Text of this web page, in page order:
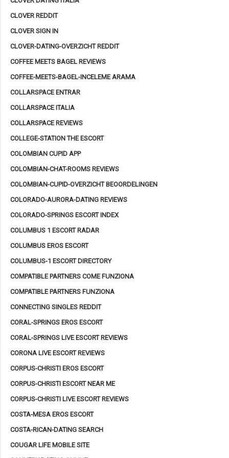
CLOVER REDDIT
CLOVER SIGN IN
CLOVER-DATING-OVERZICHT REDDIT
COFFEE MEETS BAGEL REVIEWS
COFFEE-MEETS-BAGEL-INCELEME ARAMA
COLLARSPACE ENTRAR
COLLARSPACE ITALIA
COLLARSPACE REVIEWS
COLLEGE-STATION THE ESCORT
COLOMBIAN CUPID APP
COLOMBIAN-CHAT-ROOMS REVIEWS
COLOMBIAN-CUPID-OVERZICHT BEOORDELINGEN
COLORADO-AURORA-DATING REVIEWS
COLORADO-SPRINGS ESCORT INDEX
COLUMBUS 1 ESCORT RADAR
COLUMBUS EROS ESCORT
COLUMBUS-1 ESCORT DIRECTORY
COMPATIBLE PARTNERS COME FUNZIONA
COMPATIBLE PARTNERS FUNZIONA
CONNECTING SINGLES REDDIT
CORAL-SPRINGS EROS ESCORT
CORAL-SPRINGS LIVE ESCORT REVIEWS
CORONA LIVE ESCORT REVIEWS
CORPUS-CHRISTI EROS ESCORT
CORPUS-CHRISTI ESCORT NEAR ME
CORPUS-CHRISTI LIVE ESCORT REVIEWS
COSTA-MESA EROS ESCORT
COSTA-RICAN-DATING SEARCH
COUGAR LIFE MOBILE SITE